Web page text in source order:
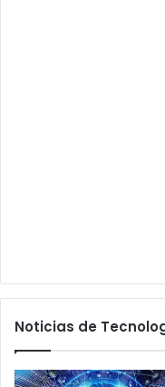
Noticias de